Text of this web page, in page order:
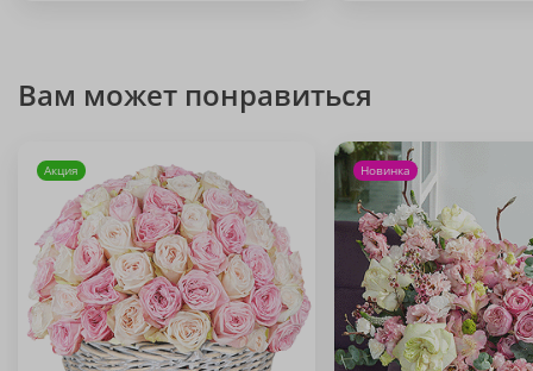
Вам может понравиться
Акция Новинка